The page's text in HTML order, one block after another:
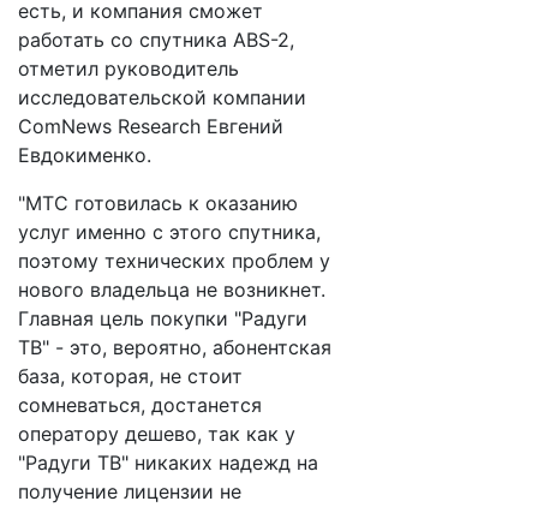
есть, и компания сможет
работать со спутника ABS-2,
отметил руководитель
исследовательской компании
ComNews Research Евгений
Евдокименко.
"МТС готовилась к оказанию
услуг именно с этого спутника,
поэтому технических проблем у
нового владельца не возникнет.
Главная цель покупки "Радуги
ТВ" - это, вероятно, абонентская
база, которая, не стоит
сомневаться, достанется
оператору дешево, так как у
"Радуги ТВ" никаких надежд на
получение лицензии не